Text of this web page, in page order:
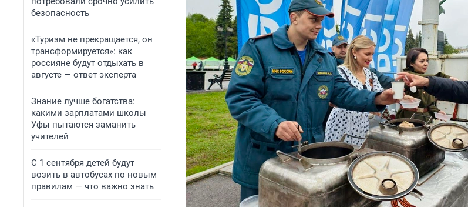
безопасность
«Туризм не прекращается, он
трансформируется»: как
россияне будут отдыхать в
августе — ответ эксперта
Знание лучше богатства:
какими зарплатами школы
Уфы пытаются заманить
учителей
С 1 сентября детей будут
возить в автобусах по новым
правилам — что важно знать